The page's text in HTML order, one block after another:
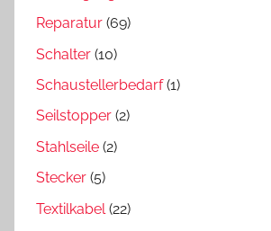
Reparatur (69)
Schalter (10)
Schaustellerbedarf(1)
Seilstopper (2)
Stahlseile (2)
Stecker (5)
Textilkabel (22)